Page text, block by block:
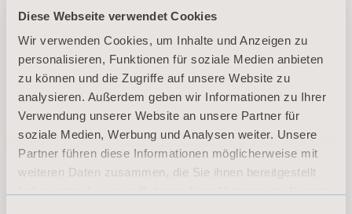
Diese Webseite verwendet Cookies
Wir verwenden Cookies, um Inhalte und Anzeigen zu
personalisieren, Funktionen für soziale Medien anbieten
zu können und die Zugriffe auf unsere Website zu
analysieren. Außerdem geben wir Informationen zu Ihrer
Verwendung unserer Website an unsere Partner für
soziale Medien, Werbung und Analysen weiter. Unsere
Partner führen diese Informationen möglicherweise mit
weiteren Daten zusammen, die Sie ihnen bereitgestellt
Amputee Slings - Instructions for use
Typ: Bedienungsanleitung (IFU)
DE, EN, ZH for Switzerland, International, United States of America, Australia, Belgium, Germany, United Kingdom of Great Britain and Northern Ireland, Canada, New Zealand, China, Austria
DOWNLOAD